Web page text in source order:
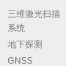
三维激光扫描
系统
地下探测
GNSS